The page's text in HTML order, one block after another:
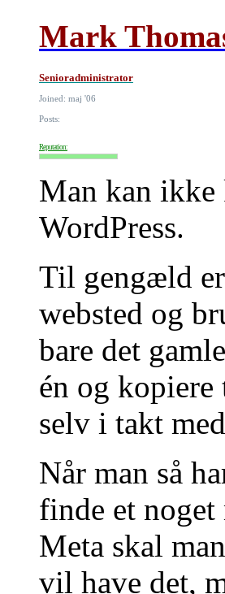
Mark
Senioradministrator
Joined: maj '06
Posts:
Reputation:
Man kan ikke
WordPress.
Til gengæld
websted og
bare det
én og kopiere
selv i takt
Når man så
finde et noget
Meta skal
vil have det,